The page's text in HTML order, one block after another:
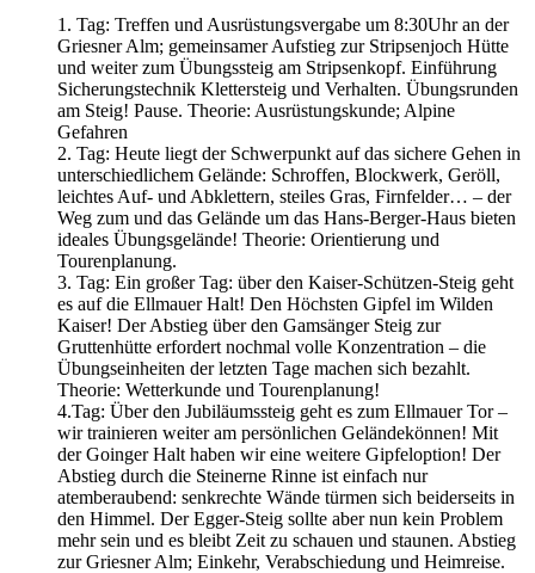
1. Tag: Treffen und Ausrüstungsvergabe um 8:30Uhr an der
Griesner Alm; gemeinsamer Aufstieg zur Stripsenjoch Hütte
und weiter zum Übungssteig am Stripsenkopf. Einführung
Sicherungstechnik Klettersteig und Verhalten. Übungsrunden
am Steig! Pause. Theorie: Ausrüstungskunde; Alpine
Gefahren
2. Tag: Heute liegt der Schwerpunkt auf das sichere Gehen in
unterschiedlichem Gelände: Schroffen, Blockwerk, Geröll,
leichtes Auf- und Abklettern, steiles Gras, Firnfelder… – der
Weg zum und das Gelände um das Hans-Berger-Haus bieten
ideales Übungsgelände! Theorie: Orientierung und
Tourenplanung.
3. Tag: Ein großer Tag: über den Kaiser-Schützen-Steig geht
es auf die Ellmauer Halt! Den Höchsten Gipfel im Wilden
Kaiser! Der Abstieg über den Gamsänger Steig zur
Gruttenhütte erfordert nochmal volle Konzentration – die
Übungseinheiten der letzten Tage machen sich bezahlt.
Theorie: Wetterkunde und Tourenplanung!
4.Tag: Über den Jubiläumssteig geht es zum Ellmauer Tor –
wir trainieren weiter am persönlichen Geländekönnen! Mit
der Goinger Halt haben wir eine weitere Gipfeloption! Der
Abstieg durch die Steinerne Rinne ist einfach nur
atemberaubend: senkrechte Wände türmen sich beiderseits in
den Himmel. Der Egger-Steig sollte aber nun kein Problem
mehr sein und es bleibt Zeit zu schauen und staunen. Abstieg
zur Griesner Alm; Einkehr, Verabschiedung und Heimreise.